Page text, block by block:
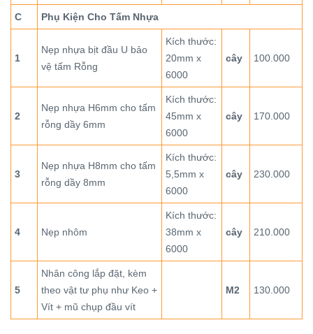
C Phụ Kiện Cho Tấm Nhựa
1
Nẹp nhựa bịt đầu U bảo
vệ tấm Rỗng
Kích thước:
20mm x
6000
cây 100.000
2
Nẹp nhựa H6mm cho tấm
rỗng dầy 6mm
Kích thước:
45mm x
6000
cây 170.000
3
Nẹp nhựa H8mm cho tấm
rỗng dầy 8mm
Kích thước:
5,5mm x
6000
cây 230.000
4 Nẹp nhôm
Kích thước:
38mm x
6000
cây 210.000
5
Nhân công lắp đặt, kèm
theo vật tư phụ như Keo +
Vít + mũ chụp đầu vít
M2 130.000